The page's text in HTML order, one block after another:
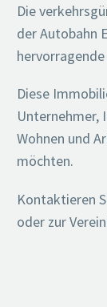
Die
der Autobahn
Diese
Unternehmer,
Wohnen und
möchten.
Kontaktieren
oder zur